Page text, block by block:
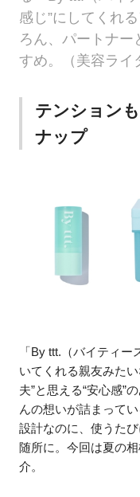
感じ”にしてくれ
ろん、パートナー
すめ。（美容ライ
テンション
ナップ
「By ttt.（バイティ
いてくれる親友みた
夫”と思える“安心感”
んの想いが詰まって
設計なのに、使うた
随所に。今回は夏の
介。